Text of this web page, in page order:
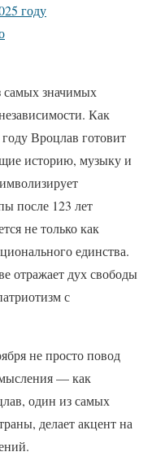
году
самых значимых
Как
Вроцлав готовит
историю, музыку и
после 123 лет
не только как
единства.
отражает дух свободы
с
не просто повод
— как
один из самых
делает акцент на